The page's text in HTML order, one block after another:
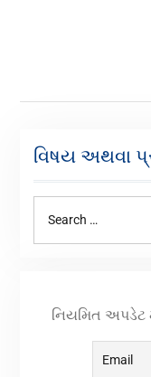
વિષય અથવા
નિયમિત અપડેટ